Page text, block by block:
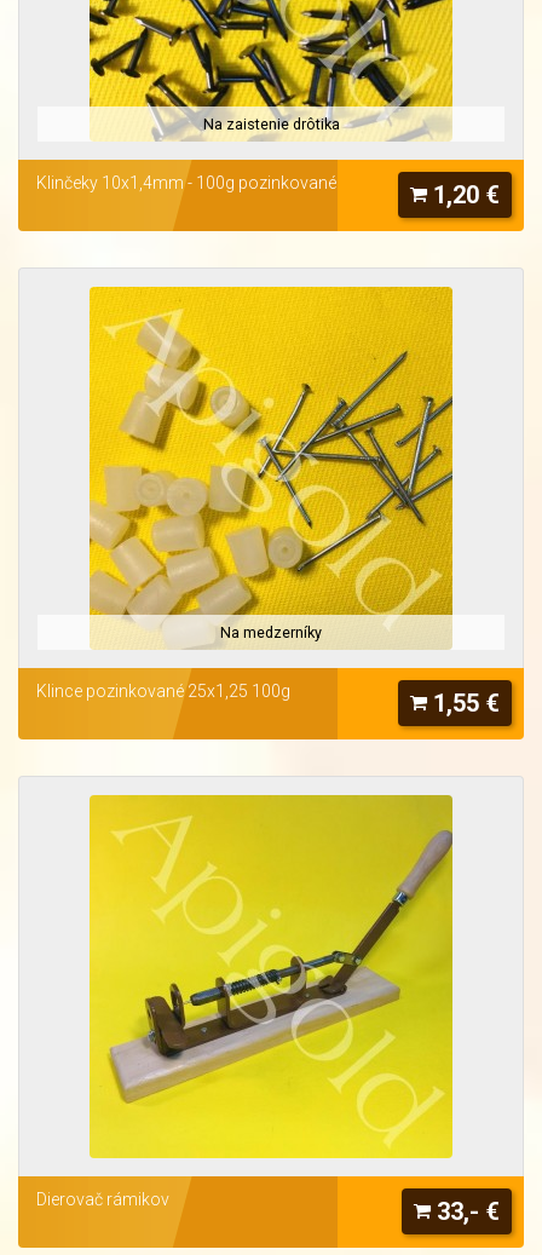
Na zaistenie drôtika
1,20 €
Klinčeky 10x1,4mm - 100g pozinkované
Na medzerníky
1,55 €
Klince pozinkované 25x1,25 100g
33,- €
Dierovač rámikov